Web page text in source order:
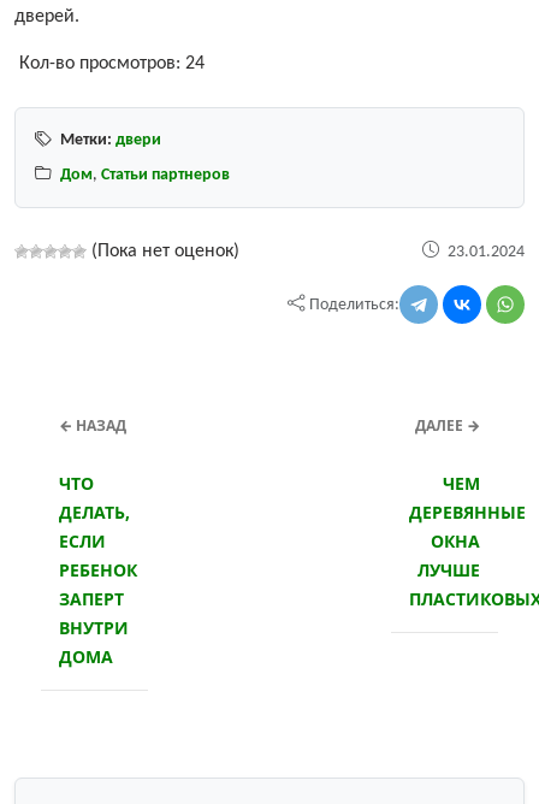
дверей.
Кол-во просмотров: 24
Метки: двери
Дом, Статьи партнеров
(Пока нет оценок) 23.01.2024
Поделиться:
← НАЗАД
ЧТО
ДЕЛАТЬ,
ЕСЛИ
РЕБЕНОК
ЗАПЕРТ
ВНУТРИ
ДОМА
ДАЛЕЕ →
ЧЕМ
ДЕРЕВЯННЫЕ
ОКНА
ЛУЧШЕ